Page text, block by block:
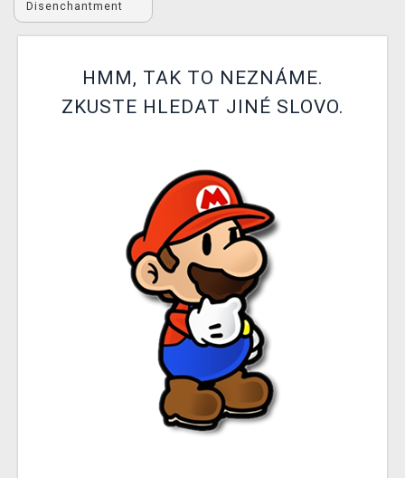
DOPRAVA
TCG & BOARDGAME HUB
Disenchantment
HMM, TAK TO NEZNÁME.
ZKUSTE HLEDAT JINÉ SLOVO.